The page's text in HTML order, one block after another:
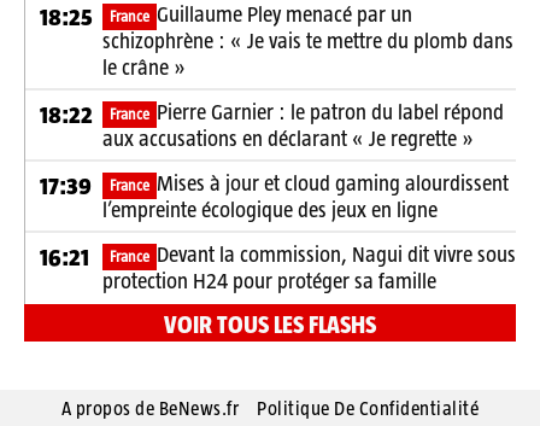
18:25 France Guillaume Pley menacé par un
schizophrène : « Je vais te mettre du plomb dans
le crâne »
18:22 France Pierre Garnier : le patron du label répond
aux accusations en déclarant « Je regrette »
17:39 France Mises à jour et cloud gaming alourdissent
l’empreinte écologique des jeux en ligne
16:21 France Devant la commission, Nagui dit vivre sous
protection H24 pour protéger sa famille
VOIR TOUS LES FLASHS
A propos de BeNews.fr Politique De Confidentialité